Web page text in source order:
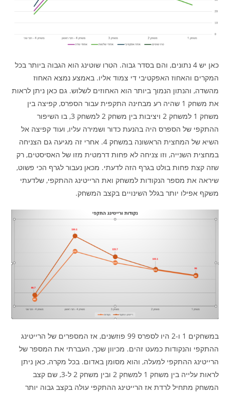
כאן יש 4 נתונים, והם בסדר גבוה. הטרו שוטינג הוא הגבוה ביותר בכל
המקרים והאחוז האפקטיבי די צמוד אליו. באמצע נמצא האחוז
מהשדה, והנתון הנמוך ביותר הוא האחוזים לשלוש. גם כאן ניתן לראות
את משחק 1 שהיה רע מבחינה התקפית עבור הספרס, קפיצה בין
משחק 1 למשחק 2 ויציבות בין משחק 2 למשחק 3, בו השיפור
ההתקפי של הספרס היה בהנעת כדור ושמירה עליו, ועוד קפיצה אל
השיא של המחצית הראשונה במשחק 4. אחרי זה מגיעה גם הצניחה
במחצית השנייה, וזו צניחה לא פחות דרמטית מזו של האסיסטים, רק
שזה קצת פחות בולט בגרף הזה לדעתי. מכאן נעבור לגרף הכי פשוט,
שיראה את מספר הנקודות למשחק ואת הרייטינג ההתקפי, שלדעתי
משקף אפילו יותר בגלל השינויים בקצב המשחק.
במשחקים 1 ו-2 היו לספרס 99 פוזשנים, אז המספרים של הרייטינג
ההתקפי והנקודות כמעט זהים. מכיוון שכך, העברתי את המספר של
הרייטינג ההתקפי למעלה, והוא מסומן באדום. בכל מקרה, כאן ניתן
לראות עלייה בין משחק 1 למשחק 2 ובין משחק 2 ל-3, שם קצב
המשחק מתחיל לרדת אז הרייטינג ההתקפי עולה בקצב גבוה יותר